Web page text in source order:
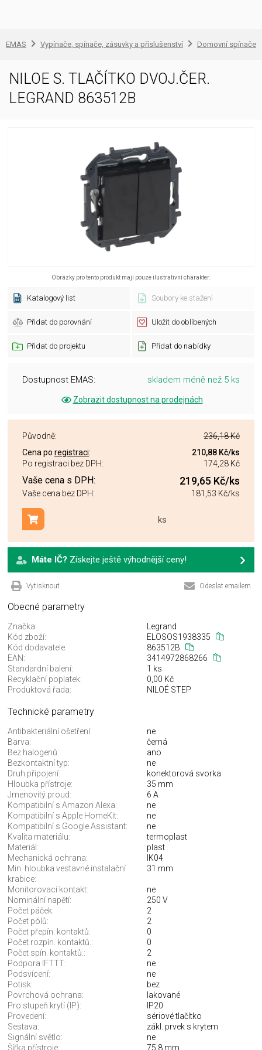
EMAS Vypínače, spínače, zásuvky a příslušenství Domovní spínače
NILOE S. TLAČÍTKO DVOJ.ČER.
LEGRAND 863512B
Obrázky pro tento produkt mají pouze ilustrativní charakter.
Katalogový list Soubory ke stažení
Přidat do porovnání Uložit do oblíbených
Přidat do projektu Přidat do nabídky
Dostupnost EMAS: skladem méně než 5 ks
Zobrazit dostupnost na prodejnách
Původně:
236,18 Kč
Cena po registraci: 210,88 Kč/ks
Po registraci bez DPH:
174,28 Kč
Vaše cena s DPH: 219,65 Kč/ks
Vaše cena bez DPH: 181,53 Kč/ks
ks
Přidat do košíku
Máte IČ? Získejte ještě výhodnější ceny!
Vytisknout Odeslat emailem
Obecné parametry
Značka:
Legrand
Kód zboží:
ELOSOS1938335
Kód dodavatele:
863512B
EAN:
3414972868266
Standardní balení:
1 ks
Recyklační poplatek:
0,00 Kč
Produktová řada:
NILOÉ STEP
Technické parametry
Antibakteriální ošetření:
ne
Barva:
černá
Bez halogenů:
ano
Bezkontaktní typ:
ne
Druh připojení:
konektorová svorka
Hloubka přístroje:
35 mm
Jmenovitý proud:
6 A
Kompatibilní s Amazon Alexa:
ne
Kompatibilní s Apple HomeKit:
ne
Kompatibilní s Google Assistant:
ne
Kvalita materiálu:
termoplast
Materiál:
plast
Mechanická ochrana:
IK04
Min. hloubka vestavné instalační
krabice:
31 mm
Monitorovací kontakt:
ne
Nominální napětí:
250 V
Počet páček:
2
Počet pólů:
2
Počet přepín. kontaktů:
0
Počet rozpín. kontaktů.:
0
Počet spín. kontaktů.:
2
Podpora IFTTT:
ne
Podsvícení:
ne
Potisk:
bez
Povrchová ochrana:
lakované
Pro stupeň krytí (IP):
IP20
Provedení:
sériové tlačítko
Sestava:
zákl. prvek s krytem
Signální světlo:
ne
Šířka přístroje:
75,8 mm